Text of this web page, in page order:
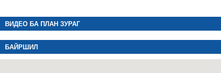
ВИДЕО БА ПЛАН ЗУРАГ
БАЙРШИЛ